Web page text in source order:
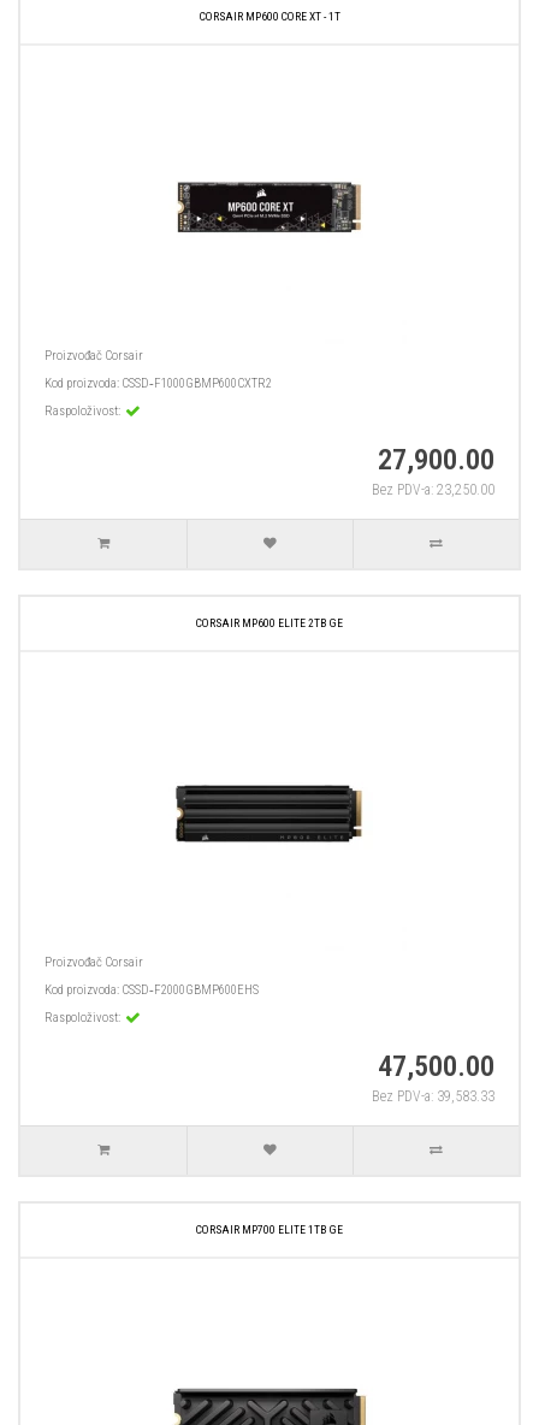
CORSAIR MP600 CORE XT - 1T
Proizvođač Corsair
Kod proizvoda: CSSD‑F1000GBMP600CXTR2
Raspoloživost:
27,900.00
Bez PDV-a: 23,250.00
CORSAIR MP600 ELITE 2TB GE
Proizvođač Corsair
Kod proizvoda: CSSD‑F2000GBMP600EHS
Raspoloživost:
47,500.00
Bez PDV-a: 39,583.33
CORSAIR MP700 ELITE 1TB GE